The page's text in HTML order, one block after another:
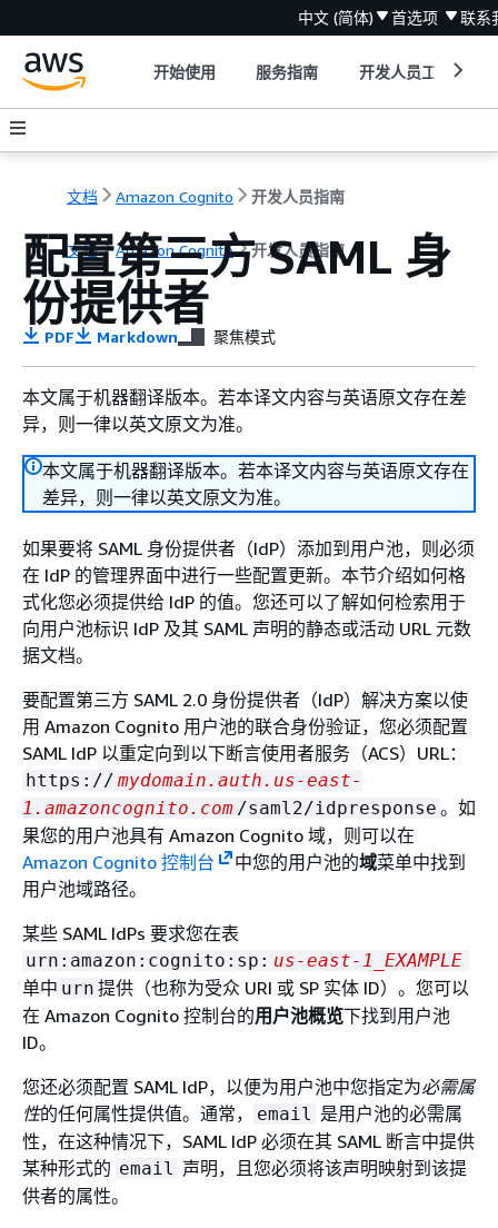
中文 (简体) 首选项 联系
开始使用 服务指南 开发人员工具
文档 Amazon Cognito 开发人员指南
文档 Amazon Cognito 开发人员指南
配置第三方 SAML 身
份提供者
PDF Markdown 聚焦模式
本文属于机器翻译版本。若本译文内容与英语原文存在差
异，则一律以英文原文为准。
本文属于机器翻译版本。若本译文内容与英语原文存在
差异，则一律以英文原文为准。
如果要将 SAML 身份提供者（IdP）添加到用户池，则必须
在 IdP 的管理界面中进行一些配置更新。本节介绍如何格
式化您必须提供给 IdP 的值。您还可以了解如何检索用于
向用户池标识 IdP 及其 SAML 声明的静态或活动 URL 元数
据文档。
要配置第三方 SAML 2.0 身份提供者（IdP）解决方案以使
用 Amazon Cognito 用户池的联合身份验证，您必须配置
SAML IdP 以重定向到以下断言使用者服务（ACS）URL：
https:// mydomain.auth.us-east-
1.amazoncognito.com /saml2/idpresponse 。如
果您的用户池具有 Amazon Cognito 域，则可以在
Amazon Cognito 控制台
中您的用户池的域菜单中找到
用户池域路径。
某些 SAML IdPs 要求您在表
urn:amazon:cognito:sp: us-east-1_EXAMPLE
单中 urn 提供（也称为受众 URI 或 SP 实体 ID）。您可以
在 Amazon Cognito 控制台的用户池概览下找到用户池
ID。
您还必须配置 SAML IdP，以便为用户池中您指定为必需属
性的任何属性提供值。通常， email 是用户池的必需属
性，在这种情况下，SAML IdP 必须在其 SAML 断言中提供
某种形式的 email 声明，且您必须将该声明映射到该提
供者的属性。